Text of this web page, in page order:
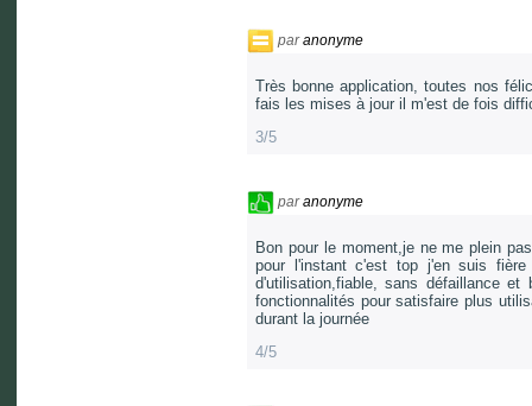
paranonyme
Très bonne application, toutes nos
fais les mises à jour il m'est de fois
3/5
paranonyme
Bon pour le moment,je ne me plein
pour l'instant c'est top j'en suis
d'utilisation,fiable, sans défaillance
fonctionnalités pour satisfaire plus
durant la journée
4/5